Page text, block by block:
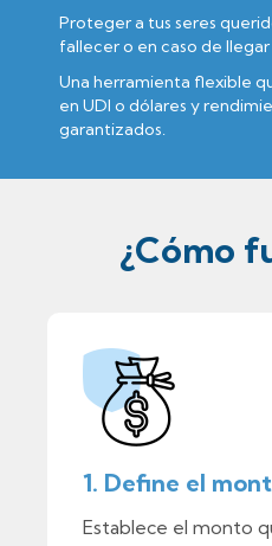
Proteger a tus seres
fallecer o en caso de
Una herramienta flexible
en UDI o dólares y
garantizados.
¿Cómo
1. Define el
Establece el monto